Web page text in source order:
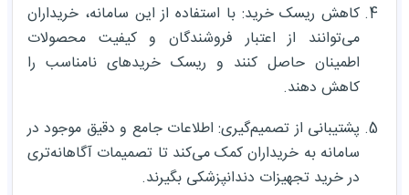
کاهش ریسک خرید: با استفاده از این سامانه، خریداران
می‌توانند از اعتبار فروشندگان و کیفیت محصولات
اطمینان حاصل کنند و ریسک خریدهای نامناسب را
کاهش دهند.
پشتیبانی از تصمیم‌گیری: اطلاعات جامع و دقیق موجود در
سامانه به خریداران کمک می‌کند تا تصمیمات آگاهانه‌تری
در خرید تجهیزات دندانپزشکی بگیرند.